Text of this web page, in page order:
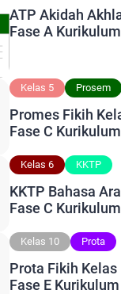
ATP Akidah
Fase A
Kelas 5 Prosem
Promes Fikih
Fase C
Kelas 6 KKTP
KKTP Bahasa
Fase C
Kelas 10 Prota
Prota Fikih Kelas
Fase E